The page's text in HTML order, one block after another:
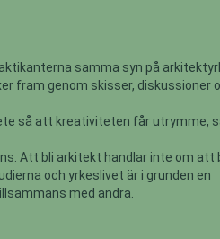
samma syn på
fram genom skisser, diskussioner
så att kreativiteten får utrymme,
Att bli arkitekt handlar inte om att
och yrkeslivet är i grunden en
med andra.